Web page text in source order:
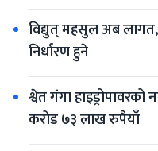
विद्युत् महसुल अब
निर्धारण हुने
श्वेत गंगा
करोड ७३ लाख रुपैयाँ